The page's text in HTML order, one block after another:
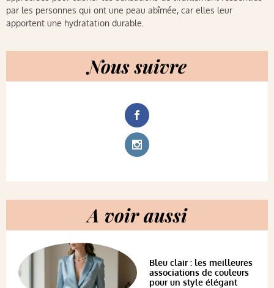
par les personnes qui ont une peau abîmée, car elles leur
apportent une hydratation durable.
Nous suivre
A voir aussi
Bleu clair : les meilleures
associations de couleurs
pour un style élégant